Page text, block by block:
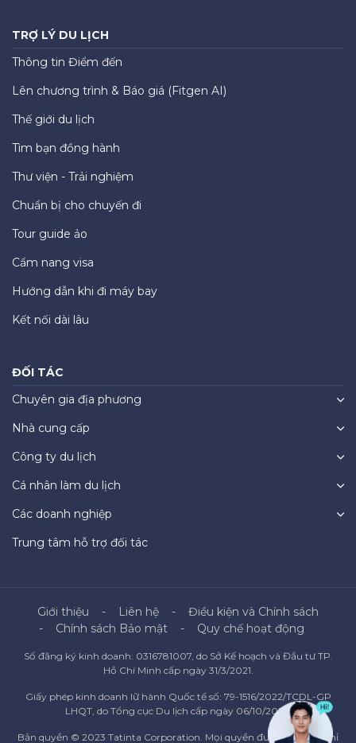
TRỢ LÝ DU LỊCH
Thông tin Điểm đến
Lên chương trình & Báo giá (Fitgen AI)
Thế giới du lịch
Tìm bạn đồng hành
Thư viện - Trải nghiệm
Chuẩn bị cho chuyến đi
Tour guide ảo
Cẩm nang visa
Hướng dẫn khi đi máy bay
Kết nối dài lâu
ĐỐI TÁC
Chuyên gia địa phương
Nhà cung cấp
Công ty du lịch
Cá nhân làm du lịch
Các doanh nghiệp
Trung tâm hỗ trợ đối tác
Giới thiệu Liên hệ
Điều kiện và Chính sách
Chính sách Bảo mật
Quy chế hoạt động
Số đăng ký kinh doanh: 0316781007, do Sở Kế hoạch và Đầu tư TP.
Hồ Chí Minh cấp ngày 31/3/2021.
Giấy phép kinh doanh lữ hành Quốc tế số: 79-1516/2022/TCDL-GP
LHQT, do Tổng cục Du lịch cấp ngày 06/10/2022.
Bản quyền © 2023 Tatinta Corporation. Mọi quyền được bảo lưu. Chỉ